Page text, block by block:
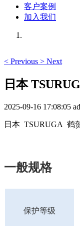
客户案例
加入我们
< Previous > Next
日本
2025-09-16 17:08:05
日本 TSURUGA
一般规格
保护等级